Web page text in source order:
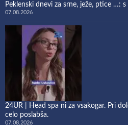
Peklenski dnevi za srne, ježe, ptice …:
07.08.2026
24UR | Head spa ni za vsakogar. Pri
celo poslabša.
07.08.2026